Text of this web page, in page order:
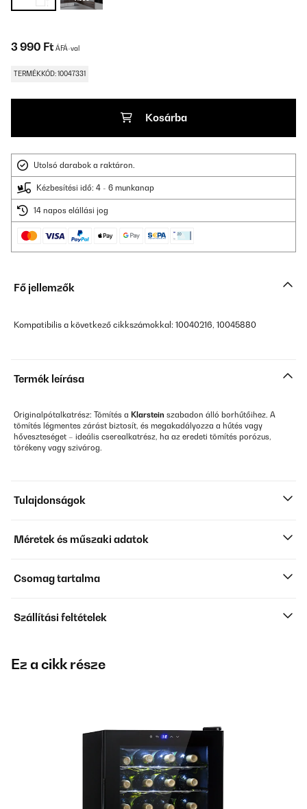
3 990 Ft ÁFÁ-val
TERMÉKKÓD: 10047331
Kosárba
Utolsó darabok a raktáron.
Kézbesítési idő: 4 - 6 munkanap
14 napos elállási jog
Fő jellemzők
Kompatibilis a következő cikkszámokkal: 10040216, 10045880
Termék leírása
Originalpótalkatrész: Tömítés a Klarstein szabadon álló borhűtőihez. A
tömítés légmentes zárást biztosít, és megakadályozza a hűtés vagy
hőveszteséget – ideális cserealkatrész, ha az eredeti tömítés porózus,
törékeny vagy szivárog.
Tulajdonságok
Méretek és műszaki adatok
Csomag tartalma
Szállítási feltételek
Ez a cikk része